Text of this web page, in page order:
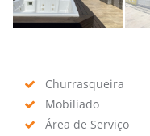
Churrasqueira
Mobiliado
Área de Serviço